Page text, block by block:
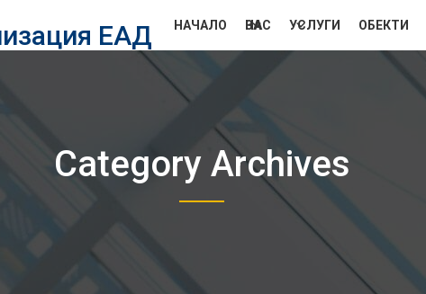
ЕАД
НАЧАЛО ЗА НАС УСЛУГИ ОБЕКТИ
Category Archives